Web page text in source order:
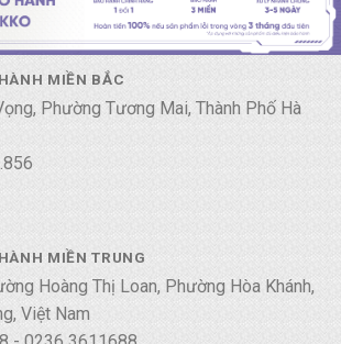
MIỀN BẮC
Phường Tương Mai, Thành Phố Hà
MIỀN TRUNG
Hoàng Thị Loan, Phường Hòa Khánh,
Việt Nam